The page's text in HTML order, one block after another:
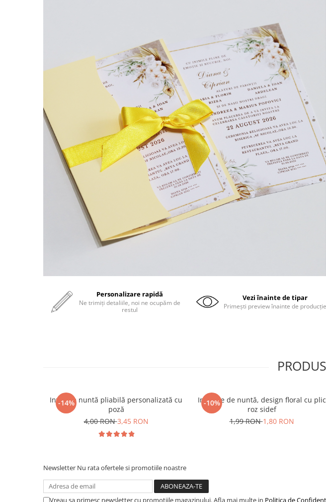
Personalizare rapidă
Ne trimiți detaliile, noi ne ocupăm de
restul
Vezi înainte de tipar
Primești preview înainte de producție
-14%
Invitație nuntă pliabilă personalizată cu
poză
4,00 RON3,45 RON
-10%
Invitație de nuntă, design floral cu plic
roz sidef
1,99 RON1,80 RON
Newsletter Nu rata ofertele si promotiile noastre
Vreau sa primesc newsletter cu promotiile magazinului. Afla mai multe in Politica de